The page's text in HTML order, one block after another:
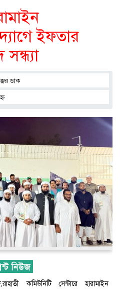
ইফতার
ডাক
কমিউনিটি সেন্টারে হারামাইন